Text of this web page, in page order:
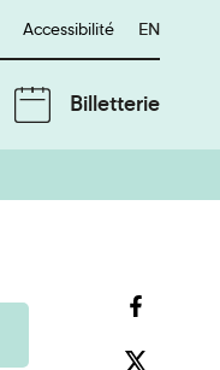
Accessibilité English
EN
Billetterie